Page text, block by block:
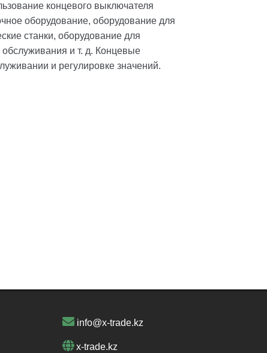
концевого выключателя
оборудование, оборудование для
станки, оборудование для
и т. д. Концевые
и регулировке значений.
info@x-trade.kz
x-trade.kz